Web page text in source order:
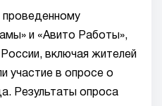
проведенному
и «Авито Работы»,
включая жителей
участие в опросе о
Результаты опроса